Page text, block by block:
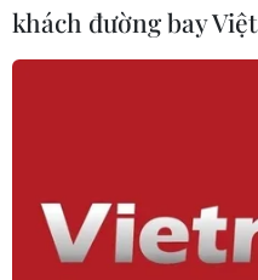
khách đường bay